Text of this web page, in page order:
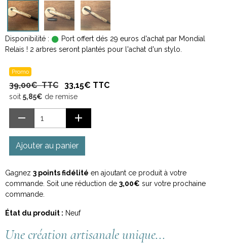
Disponibilité :
Port offert dés 29 euros d'achat par Mondial
Relais ! 2 arbres seront plantés pour l'achat d'un stylo.
Promo
39,00€ TTC 33,15€ TTC
soit 5,85€ de remise
Ajouter au panier
Gagnez 3 points fidélité en ajoutant ce produit à votre
commande. Soit une réduction de 3,00€ sur votre prochaine
commande.
État du produit : Neuf
Une création artisanale unique...